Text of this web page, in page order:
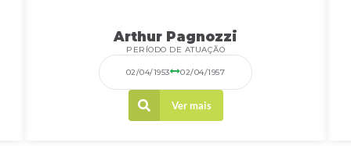
Arthur Pagnozzi
PERÍODO DE ATUAÇÃO
02/04/1953 02/04/1957
Ver mais